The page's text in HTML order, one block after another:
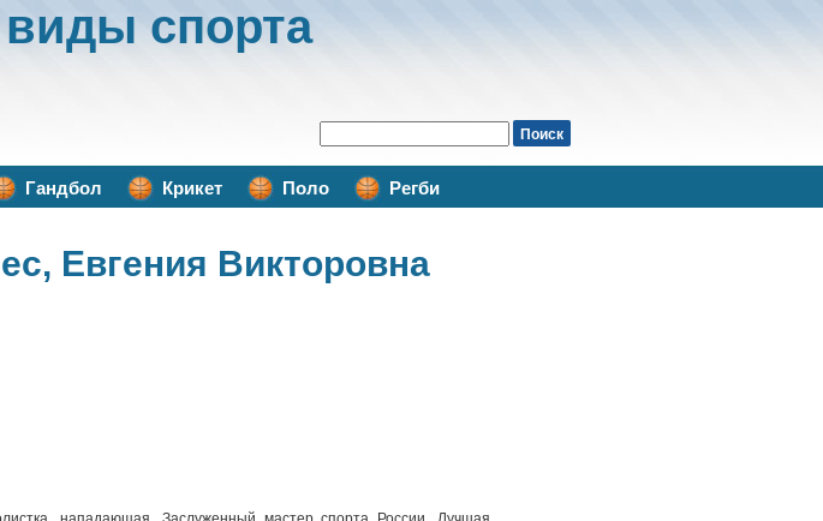
спорта
Гандбол Крикет Поло Регби
Евгения Викторовна